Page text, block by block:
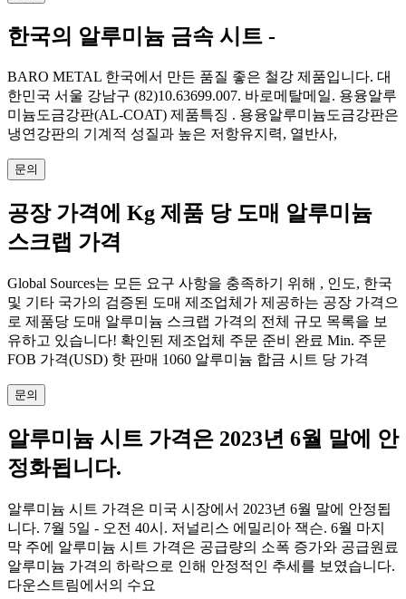
한국의 알루미늄 금속 시트 -
BARO METAL 한국에서 만든 품질 좋은 철강 제품입니다. 대
한민국 서울 강남구 (82)10.63699.007. 바로메탈메일. 용융알루
미늄도금강판(AL-COAT) 제품특징 . 용융알루미늄도금강판은
냉연강판의 기계적 성질과 높은 저항유지력, 열반사,
문의
공장 가격에 Kg 제품 당 도매 알루미늄
스크랩 가격
Global Sources는 모든 요구 사항을 충족하기 위해 , 인도, 한국
및 기타 국가의 검증된 도매 제조업체가 제공하는 공장 가격으
로 제품당 도매 알루미늄 스크랩 가격의 전체 규모 목록을 보
유하고 있습니다! 확인된 제조업체 주문 준비 완료 Min. 주문
FOB 가격(USD) 핫 판매 1060 알루미늄 합금 시트 당 가격
문의
알루미늄 시트 가격은 2023년 6월 말에 안
정화됩니다.
알루미늄 시트 가격은 미국 시장에서 2023년 6월 말에 안정됩
니다. 7월 5일 - 오전 40시. 저널리스 에밀리아 잭슨. 6월 마지
막 주에 알루미늄 시트 가격은 공급량의 소폭 증가와 공급원료
알루미늄 가격의 하락으로 인해 안정적인 추세를 보였습니다.
다운스트림에서의 수요